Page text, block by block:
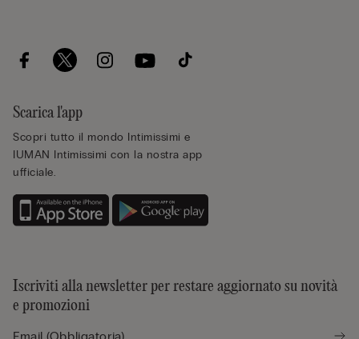
Scarica l'app
Scopri tutto il mondo Intimissimi e
IUMAN Intimissimi con la nostra app
ufficiale.
Iscriviti alla newsletter per restare aggiornato su novità
e promozioni